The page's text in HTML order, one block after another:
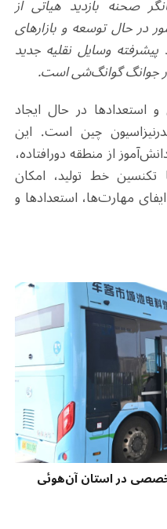
صحنه بازدید هیاتی از
اندیشکده‌های ۲۶ کشور در حال توسعه و بازارهای
پیشرفته وسایل نقلیه جدید
جوانگ گوانگ‌شی است.
استعدادها در حال ایجاد
چین است. این
از منطقه دورافتاده،
تکنسین خط تولید، امکان
مهارت‌ها، استعدادها و
در استان آن‌هوئی